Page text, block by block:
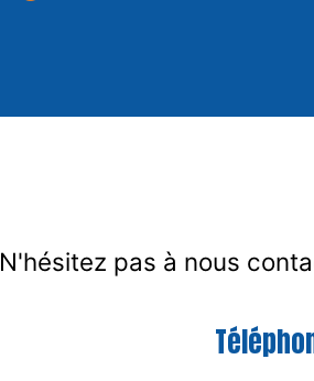
N'hésitez pas à nous